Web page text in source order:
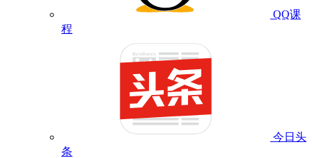
QQ课
程
今日头
条